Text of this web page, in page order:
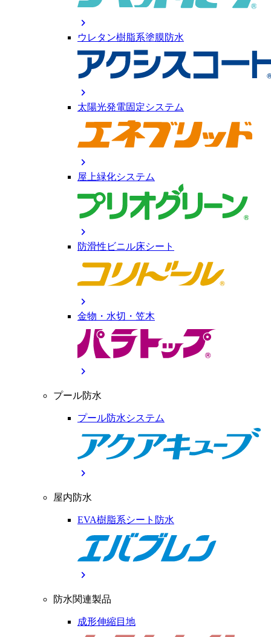
chevron_right
ウレタン樹脂系塗膜防水
chevron_right
太陽光発電固定システム
chevron_right
屋上緑化システム
chevron_right
防滑性ビニル床シート
chevron_right
金物・水切・笠木
chevron_right
プール防水
プール防水システム
chevron_right
屋内防水
EVA樹脂系シート防水
chevron_right
防水関連製品
成形伸縮目地